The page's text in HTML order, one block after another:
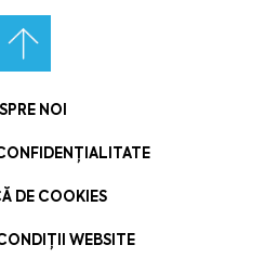
NOI
DE COOKIES
WEBSITE